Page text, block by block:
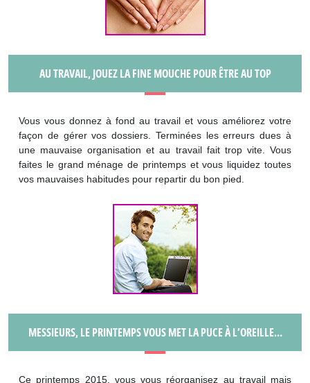
AU TRAVAIL, JOUEZ LA FINE MOUCHE POUR ÊTRE AU TOP
Vous vous donnez à fond au travail et vous améliorez votre
façon de gérer vos dossiers. Terminées les erreurs dues à
une mauvaise organisation et au travail fait trop vite. Vous
faites le grand ménage de printemps et vous liquidez toutes
vos mauvaises habitudes pour repartir du bon pied.
MESSIEURS, LE PRINTEMPS VOUS MET LA PUCE À L’OREILLE…
Ce printemps 2015, vous vous réorganisez au travail mais